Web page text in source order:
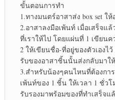
ขั้นตอนการทำ
1.ทางมนตร์อาสาส่ง box set ให้
2.อาสาลงมือเพ้นท์ เมื่อเสร็จแ
ที่เราให้ไป โดยแผ่นที่ 1 เขียน
2 ให้เขียนชื่อ-ที่อยู่ของตัวเองไ
รับของอาสาชิ้นนั้นส่งกลับมาให้
3.สำหรับน้องๆคนไหนที่ต้องกา
เพ้นท์ของ 1 ชิ้น ให้เวลา 1 ชั่ว
รับรองมาพร้อมของที่ทำเสร็จแ